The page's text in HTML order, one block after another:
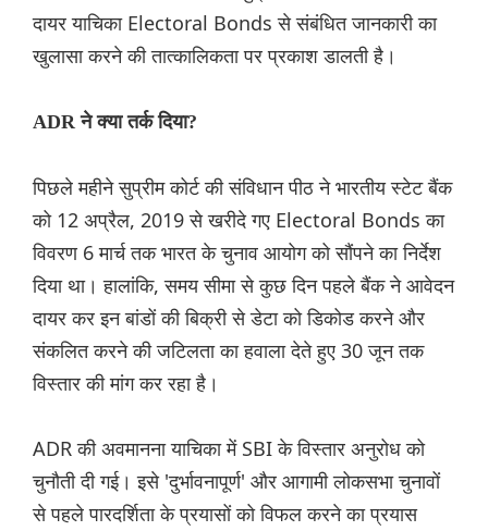
दायर याचिका Electoral Bonds से संबंधित जानकारी का
खुलासा करने की तात्कालिकता पर प्रकाश डालती है।
ADR ने क्या तर्क दिया?
पिछले महीने सुप्रीम कोर्ट की संविधान पीठ ने भारतीय स्टेट बैंक
को 12 अप्रैल, 2019 से खरीदे गए Electoral Bonds का
विवरण 6 मार्च तक भारत के चुनाव आयोग को सौंपने का निर्देश
दिया था। हालांकि, समय सीमा से कुछ दिन पहले बैंक ने आवेदन
दायर कर इन बांडों की बिक्री से डेटा को डिकोड करने और
संकलित करने की जटिलता का हवाला देते हुए 30 जून तक
विस्तार की मांग कर रहा है।
ADR की अवमानना याचिका में SBI के विस्तार अनुरोध को
चुनौती दी गई। इसे 'दुर्भावनापूर्ण' और आगामी लोकसभा चुनावों
से पहले पारदर्शिता के प्रयासों को विफल करने का प्रयास